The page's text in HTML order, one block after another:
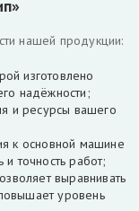
нашей продукции:
изготовлено
надёжности;
и ресурсы вашего
к основной машине
и точность работ;
выравнивать
уровень